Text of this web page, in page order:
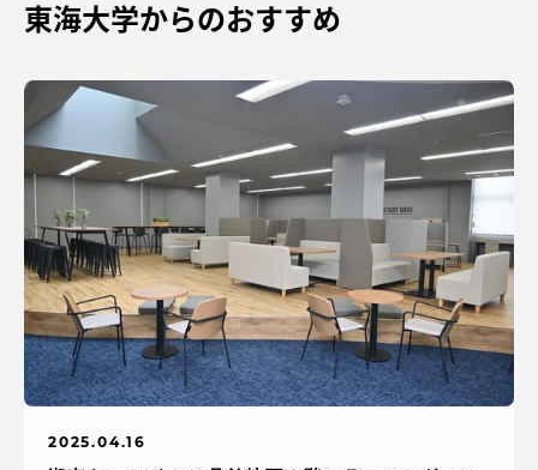
東海大学からのおすすめ
2025.04.16